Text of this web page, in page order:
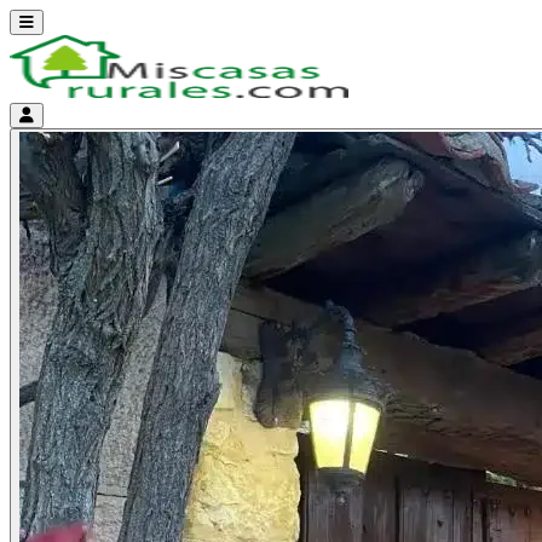
Abrir menú
Menú de cuenta